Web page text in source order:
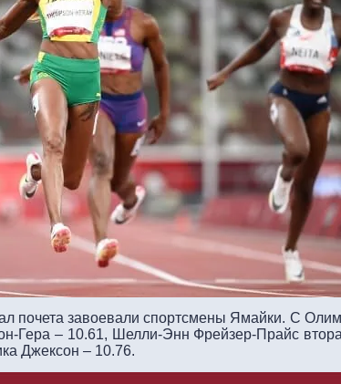
почета завоевали спортсмены Ямайки. С
Гера – 10.61, Шелли-Энн Фрейзер-Прайс
Джексон – 10.76.